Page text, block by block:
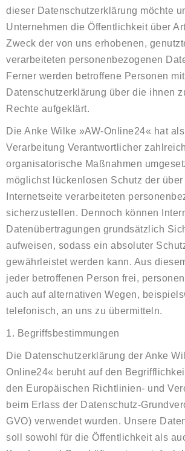
dieser Datenschutzerklärung möchte
Unternehmen die Öffentlichkeit über
Zweck der von uns erhobenen,
verarbeiteten personenbezogenen
Ferner werden betroffene Personen
Datenschutzerklärung über die ihnen
Rechte aufgeklärt.
Die Anke Wilke »AW-Online24« hat
Verarbeitung Verantwortlicher
organisatorische Maßnahmen
möglichst lückenlosen Schutz der über
Internetseite verarbeiteten
sicherzustellen. Dennoch können
Datenübertragungen grundsätzlich
aufweisen, sodass ein absoluter
gewährleistet werden kann. Aus
jeder betroffenen Person frei,
auch auf alternativen Wegen,
telefonisch, an uns zu übermitteln.
1. Begriffsbestimmungen
Die Datenschutzerklärung der Anke
Online24« beruht auf den
den Europäischen Richtlinien- und
beim Erlass der Datenschutz-
GVO) verwendet wurden. Unsere
soll sowohl für die Öffentlichkeit als